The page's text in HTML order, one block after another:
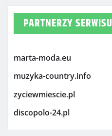
PARTNERZY SERWISU
marta-moda.eu
muzyka-country.info
zyciewmiescie.pl
discopolo-24.pl